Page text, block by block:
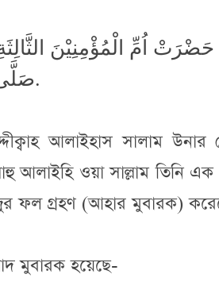
اُمِّ الْمُؤْمِنِيْنَ
صَلَّى اللهُ عَلَيْهِ وَسَلَّمَ أَكْلَتَيْنِ فِيْ يَومٍ إلَّا إحْدَاهُما تَمْرٌ.
আলাইহাস সালাম উনার
আলাইহি ওয়া সাল্লাম তিনি এক
ফল গ্রহণ (আহার মুবারক)
মুবারক হয়েছে-